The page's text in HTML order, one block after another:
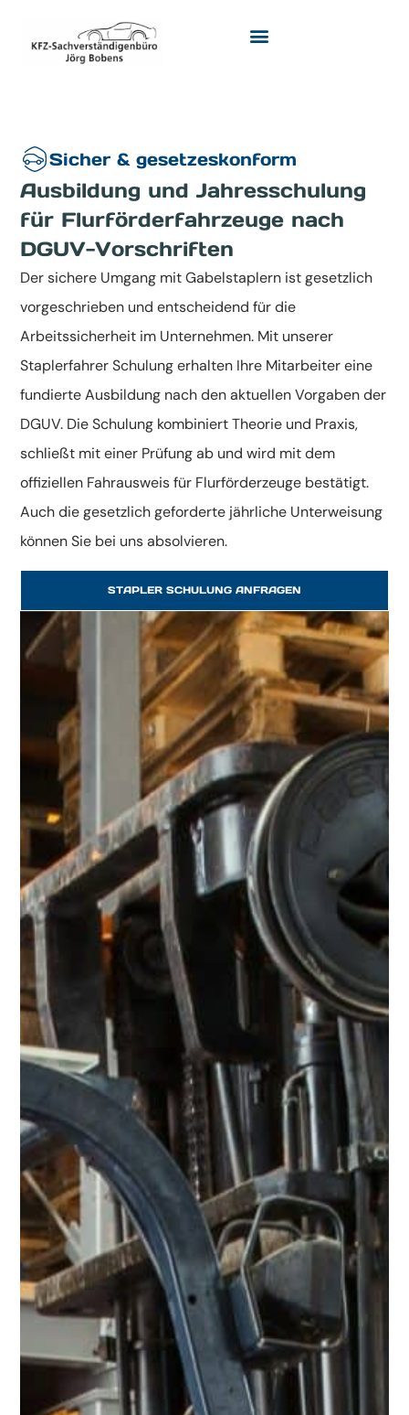
Sicher & gesetzeskonform
Ausbildung und Jahresschulung
für Flurförderfahrzeuge nach
DGUV-Vorschriften
Der sichere Umgang mit Gabelstaplern ist gesetzlich
vorgeschrieben und entscheidend für die
Arbeitssicherheit im Unternehmen. Mit unserer
Staplerfahrer Schulung erhalten Ihre Mitarbeiter eine
fundierte Ausbildung nach den aktuellen Vorgaben der
DGUV. Die Schulung kombiniert Theorie und Praxis,
schließt mit einer Prüfung ab und wird mit dem
offiziellen Fahrausweis für Flurförderzeuge bestätigt.
Auch die gesetzlich geforderte jährliche Unterweisung
können Sie bei uns absolvieren.
STAPLER SCHULUNG ANFRAGEN